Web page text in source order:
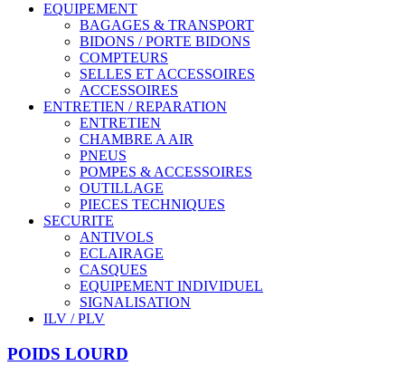
EQUIPEMENT
BAGAGES & TRANSPORT
BIDONS / PORTE BIDONS
COMPTEURS
SELLES ET ACCESSOIRES
ACCESSOIRES
ENTRETIEN / REPARATION
ENTRETIEN
CHAMBRE A AIR
PNEUS
POMPES & ACCESSOIRES
OUTILLAGE
PIECES TECHNIQUES
SECURITE
ANTIVOLS
ECLAIRAGE
CASQUES
EQUIPEMENT INDIVIDUEL
SIGNALISATION
ILV / PLV
POIDS LOURD